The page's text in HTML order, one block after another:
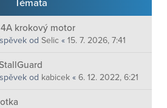
Témata
krokový motor
od Selic « 15. 7. 2026, 7:41
od kabicek « 6. 12. 2022, 6:21